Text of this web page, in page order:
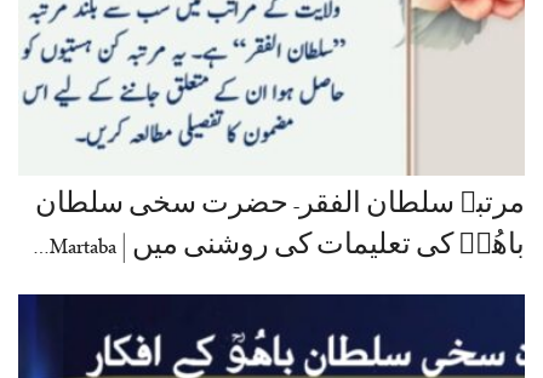
مرتبہ سلطان الفقر- حضرت سخی سلطان
باھُوؒ کی تعلیمات کی روشنی میں | Martaba…